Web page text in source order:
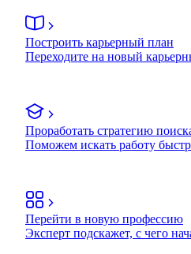
Построить карьерный план
Переходите на новый
Проработать стратегию
Поможем искать работу
Перейти в новую профессию
Эксперт подскажет, с чего